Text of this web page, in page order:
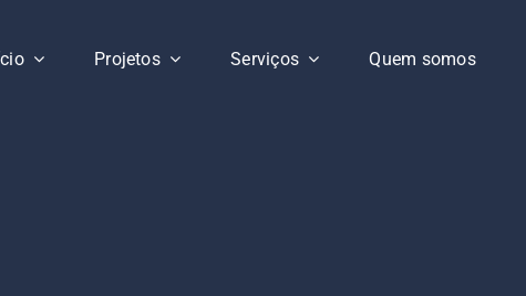
Projetos Serviços Quem somos